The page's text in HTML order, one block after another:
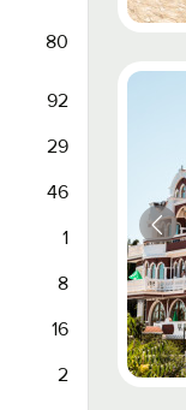
80
92
29
46
1
8
16
2